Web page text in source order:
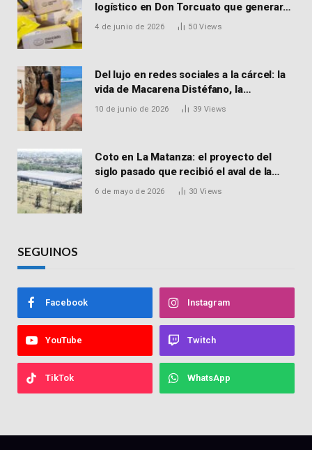
logístico en Don Torcuato que generará
900 empleos: cómo enviar el CV
4 de junio de 2026 50Views
Del lujo en redes sociales a la cárcel: la
vida de Macarena Distéfano, la
influencer de San Martín acusada de
10 de junio de 2026 39 Views
Coto en La Matanza: el proyecto del
siglo pasado que recibió el aval de la
Justicia para reactivar una obra frenada
6 de mayo de 2026 30 Views
SEGUINOS
Facebook Instagram
YouTube Twitch
TikTok WhatsApp